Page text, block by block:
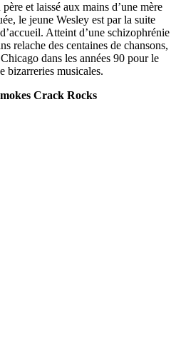
et laissé aux mains d’une mère
le jeune Wesley est par la suite
Atteint d’une schizophrénie
relache des centaines de chansons,
dans les années 90 pour le
bizarreries musicales.
Crack Rocks